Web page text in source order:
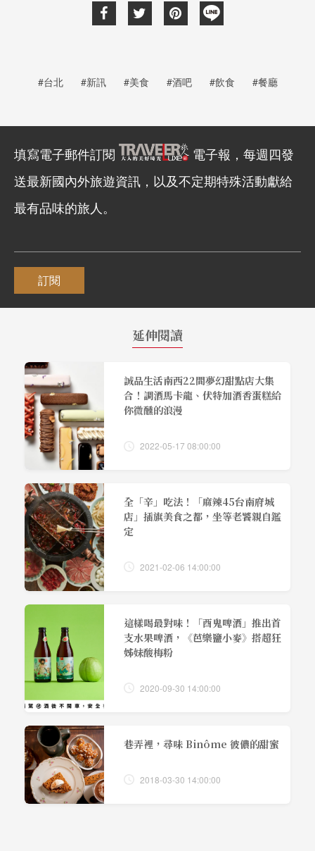
#台北 #新訊 #美食 #酒吧 #飲食 #餐廳
填寫電子郵件訂閱
電子報，每週四發
送最新國內外旅遊資訊，以及不定期特殊活動獻給
最有品味的旅人。
訂閱
延伸閱讀
誠品生活南西22間夢幻甜點店大集
合！調酒馬卡龍、伏特加酒香蛋糕給
你微醺的浪漫
2022-05-17 08:00:00
全「辛」吃法！「麻辣45台南府城
店」插旗美食之都，坐等老饕親自鑑
定
2021-02-06 14:00:00
這樣喝最對味！「酉鬼啤酒」推出首
支水果啤酒，《芭樂鹽小麥》搭超狂
姊妹酸梅粉
2020-09-30 14:00:00
巷弄裡，尋味 Binôme 彼儂的甜蜜
2018-03-30 14:00:00